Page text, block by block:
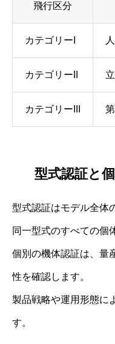
飛行区分
カテゴリーI
カテゴリーII
カテゴリーIII
型式認証と
型式認証はモデル全体
同一型式のすべての個
個別の機体認証は、量
性を確認します。
製品戦略や運用形態に
す。